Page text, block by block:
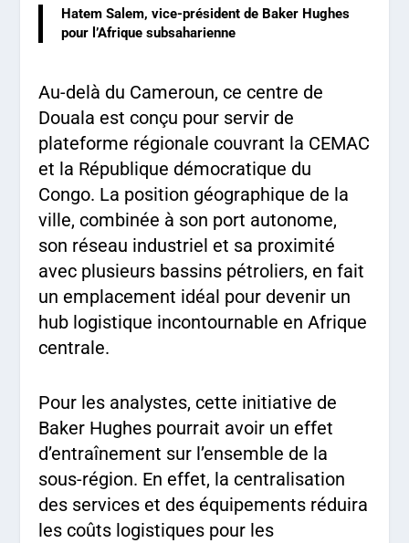
Hatem Salem, vice-président de Baker Hughes
pour l’Afrique subsaharienne
Au-delà du Cameroun, ce centre de
Douala est conçu pour servir de
plateforme régionale couvrant la CEMAC
et la République démocratique du
Congo. La position géographique de la
ville, combinée à son port autonome,
son réseau industriel et sa proximité
avec plusieurs bassins pétroliers, en fait
un emplacement idéal pour devenir un
hub logistique incontournable en Afrique
centrale.
Pour les analystes, cette initiative de
Baker Hughes pourrait avoir un effet
d’entraînement sur l’ensemble de la
sous-région. En effet, la centralisation
des services et des équipements réduira
les coûts logistiques pour les